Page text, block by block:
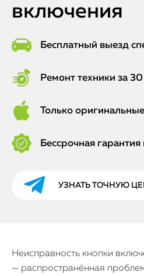
включения
Бесплатный выезд
Ремонт техники за
Только
Бессрочная
УЗНАТЬ ТОЧНУЮ
Неисправность кнопки
— распространённая